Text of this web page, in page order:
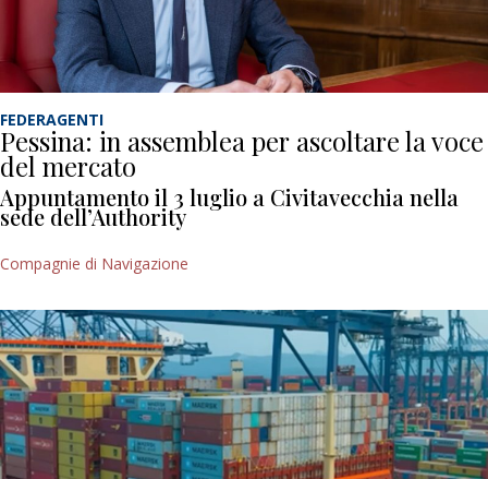
FEDERAGENTI
Pessina: in assemblea per ascoltare la voce
del mercato
Appuntamento il 3 luglio a Civitavecchia nella
sede dell’Authority
Compagnie di Navigazione